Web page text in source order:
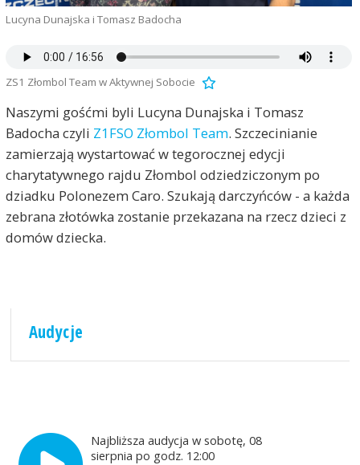
Lucyna Dunajska i Tomasz Badocha
ZS1 Złombol Team w Aktywnej Sobocie
Naszymi gośćmi byli Lucyna Dunajska i Tomasz
Badocha czyli Z1FSO Złombol Team. Szczecinianie
zamierzają wystartować w tegorocznej edycji
charytatywnego rajdu Złombol odziedziczonym po
dziadku Polonezem Caro. Szukają darczyńców - a każda
zebrana złotówka zostanie przekazana na rzecz dzieci z
domów dziecka.
Audycje
Najbliższa audycja w sobotę, 08
sierpnia po godz. 12:00